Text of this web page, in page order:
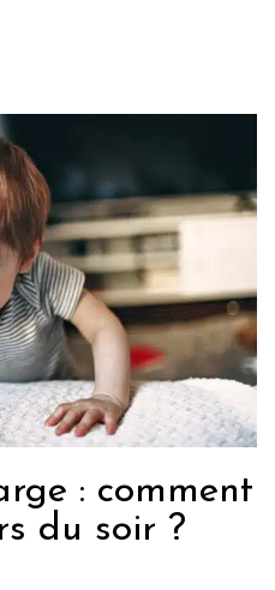
: comment
du soir ?